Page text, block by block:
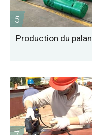
5
Production du palan